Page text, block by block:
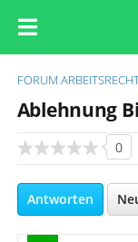
FORUM
Ablehnung
0
Antworten